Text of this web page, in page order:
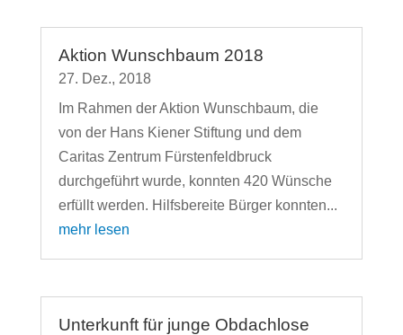
Aktion Wunschbaum 2018
27. Dez., 2018
Im Rahmen der Aktion Wunschbaum, die
von der Hans Kiener Stiftung und dem
Caritas Zentrum Fürstenfeldbruck
durchgeführt wurde, konnten 420 Wünsche
erfüllt werden. Hilfsbereite Bürger konnten...
mehr lesen
Unterkunft für junge Obdachlose